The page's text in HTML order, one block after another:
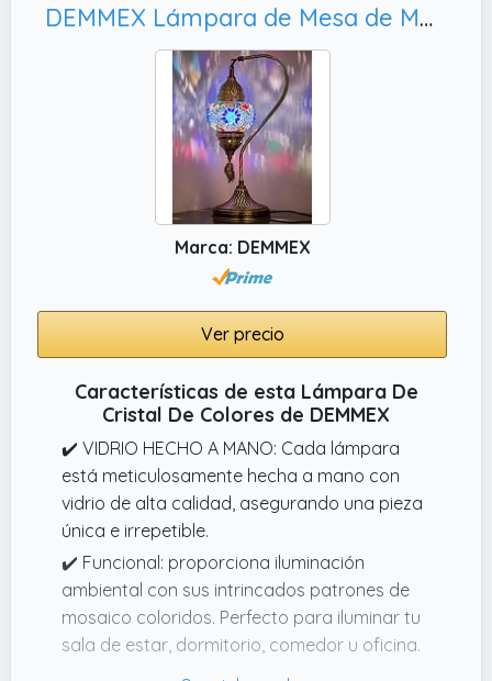
DEMMEX Lámpara de Mesa de Mosaico Turco, Acabado en Latón Antiguo
Marca: DEMMEX
Ver precio
Características de esta Lámpara De
Cristal De Colores de DEMMEX
✔️ VIDRIO HECHO A MANO: Cada lámpara
está meticulosamente hecha a mano con
vidrio de alta calidad, asegurando una pieza
única e irrepetible.
✔️ Funcional: proporciona iluminación
ambiental con sus intrincados patrones de
mosaico coloridos. Perfecto para iluminar tu
sala de estar, dormitorio, comedor u oficina.
✔️ RESISTENTE: La construcción de metal